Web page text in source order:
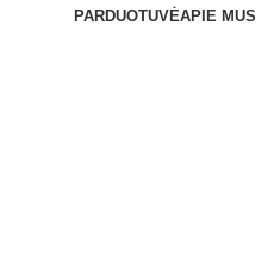
PARDUOTUVĖAPIE MUS